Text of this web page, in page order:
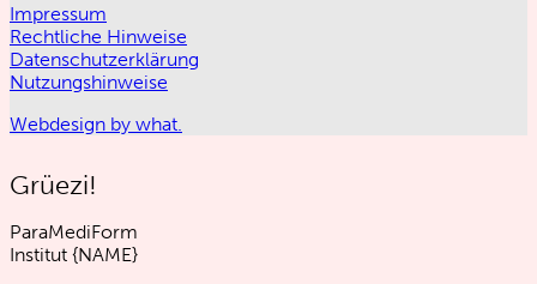
Impressum
Rechtliche Hinweise
Datenschutzerklärung
Nutzungshinweise
Webdesign by what.
Grüezi!
ParaMediForm
Institut {NAME}